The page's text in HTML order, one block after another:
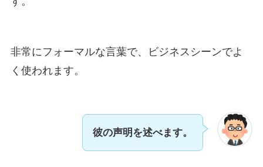
非常にフォーマルな言葉で、ビジネスシーンでよ
く使われます。
彼の声明を述べます。